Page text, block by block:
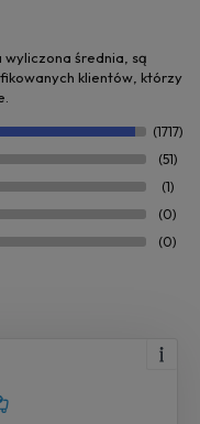
wyliczona średnia, są
klientów, którzy
(1717)
(51)
(1)
(0)
(0)